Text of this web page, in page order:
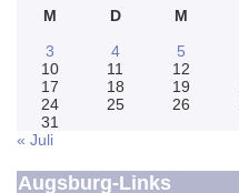
M
D M
3
4 5
10
11 12
17
18 19
24
25 26
31
« Juli
Augsburg-Links